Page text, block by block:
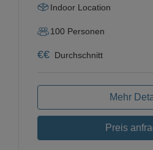
Indoor Location
100 Personen
€€ Durchschnitt
Mehr
Preis